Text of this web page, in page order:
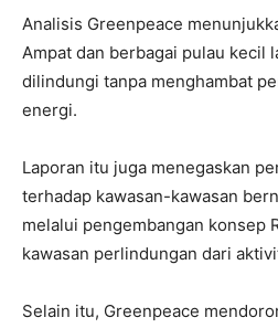
Analisis Greenpeace
Ampat dan berbagai pulau kecil
dilindungi tanpa menghambat
energi.
Laporan itu juga menegaskan
terhadap kawasan-kawasan
melalui pengembangan konsep
kawasan perlindungan dari
Selain itu, Greenpeace